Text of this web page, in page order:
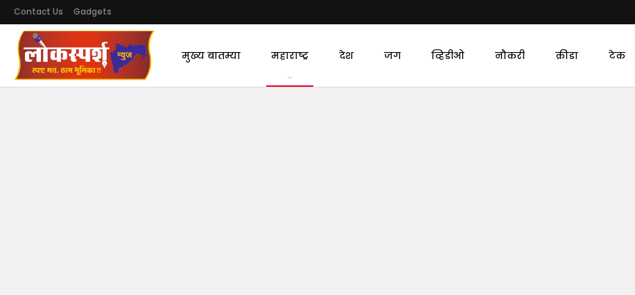
Contact Us Gadgets
मुख्य बातम्या महाराष्ट्र देश जग व्हिडीओ नौकरी क्रीडा टेक